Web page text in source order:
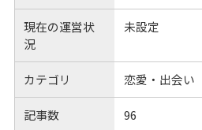
現在の運営状
況
未設定
カテゴリ 恋愛・出会い
記事数 96